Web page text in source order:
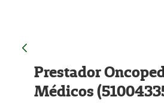
Prestador
Médicos